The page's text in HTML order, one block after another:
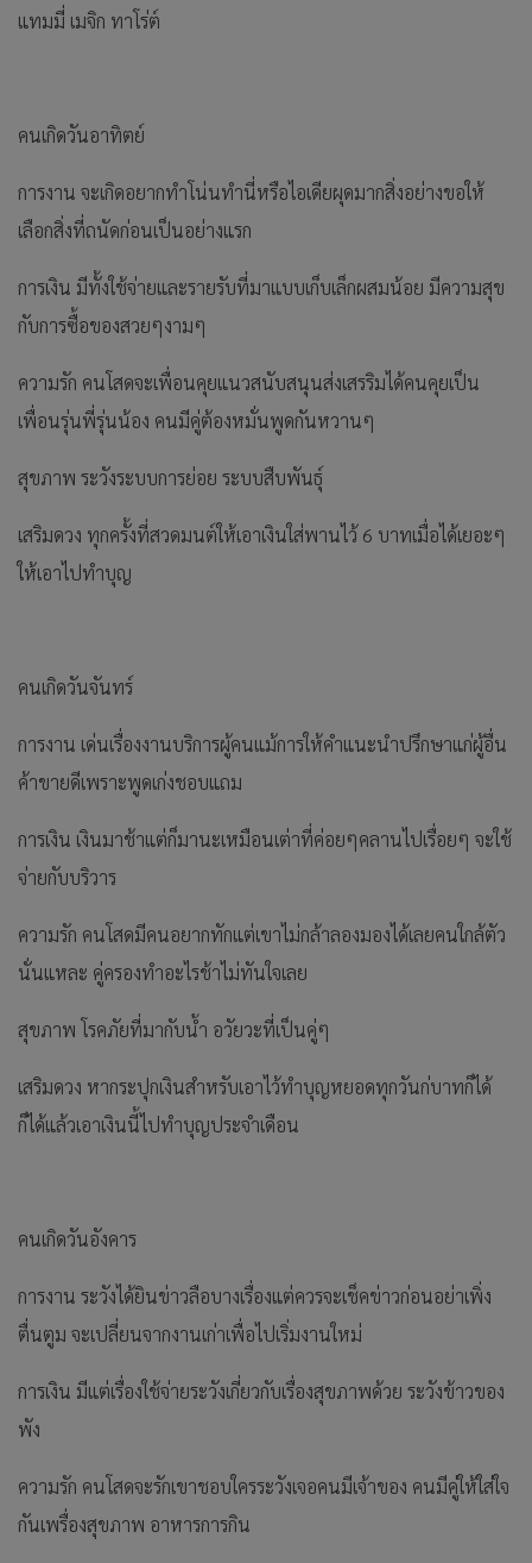
แทมมี่ เมจิก ทาโร่ต์
คนเกิดวันอาทิตย์
การงาน จะเกิดอยากทำโน่นทำนี่หรือไอเดียผุดมากสิ่งอย่างขอให้
เลือกสิ่งที่ถนัดก่อนเป็นอย่างแรก
การเงิน มีทั้งใช้จ่ายและรายรับที่มาแบบเก็บเล็กผสมน้อย มีความสุข
กับการซื้อของสวยๆงามๆ
ความรัก คนโสดจะเพื่อนคุยแนวสนับสนุนส่งเสรริมได้คนคุยเป็น
เพื่อนรุ่นพี่รุ่นน้อง คนมีคู่ต้องหมั่นพูดกันหวานๆ
สุขภาพ ระวังระบบการย่อย ระบบสืบพันธุ์
เสริมดวง ทุกครั้งที่สวดมนต์ให้เอาเงินใส่พานไว้ 6 บาทเมื่อได้เยอะๆ
ให้เอาไปทำบุญ
คนเกิดวันจันทร์
การงาน เด่นเรื่องงานบริการผู้คนแม้การให้คำแนะนำปรึกษาแก่ผู้อื่น
ค้าขายดีเพราะพูดเก่งชอบแถม
การเงิน เงินมาช้าแต่ก็มานะเหมือนเต่าที่ค่อยๆคลานไปเรื่อยๆ จะใช้
จ่ายกับบริวาร
ความรัก คนโสดมีคนอยากทักแต่เขาไม่กล้าลองมองได้เลยคนใกล้ตัว
นั่นแหละ คู่ครองทำอะไรช้าไม่ทันใจเลย
สุขภาพ โรคภัยที่มากับน้ำ อวัยวะที่เป็นคู่ๆ
เสริมดวง หากระปุกเงินสำหรับเอาไว้ทำบุญหยอดทุกวันก่บาทก็ได้
ก็ได้แล้วเอาเงินนี้ไปทำบุญประจำเดือน
คนเกิดวันอังคาร
การงาน ระวังได้ยินข่าวลือบางเรื่องแต่ควรจะเช็คข่าวก่อนอย่าเพิ่ง
ตื่นตูม จะเปลี่ยนจากงานเก่าเพื่อไปเริ่มงานใหม่
การเงิน มีแต่เรื่องใช้จ่ายระวังเกี่ยวกับเรื่องสุขภาพด้วย ระวังข้าวของ
พัง
ความรัก คนโสดจะรักเขาชอบใครระวังเจอคนมีเจ้าของ คนมีคู่ให้ใส่ใจ
กันเพรื่องสุขภาพ อาหารการกิน